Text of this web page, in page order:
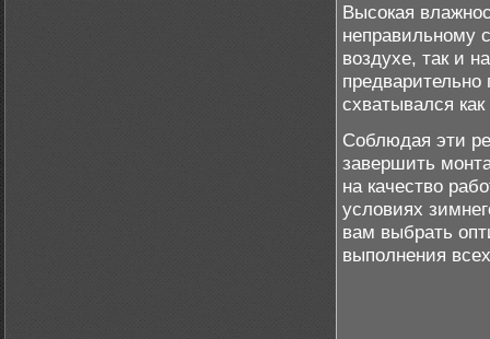
Высокая
неправильному
воздухе, так и
схватывался
Соблюдая эти
завершить
на качество
условиях
вам выбрать
выполнения